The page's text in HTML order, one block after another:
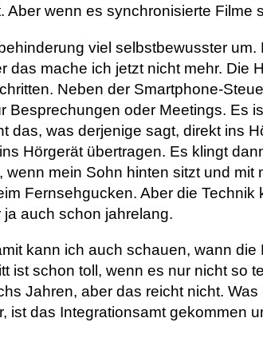
Aber wenn es synchronisierte
viel selbstbewusster
das mache ich jetzt nicht mehr. Die
Neben der Smartphone-
Besprechungen oder Meetings. Es
das, was derjenige sagt, direkt ins
Hörgerät übertragen. Es klingt
mein Sohn hinten sitzt und
Fernsehgucken. Aber die
auch schon jahrelang.
kann ich auch schauen, wann
ist schon toll, wenn es nur nicht so
Jahren, aber das reicht nicht.
ist das Integrationsamt gekommen